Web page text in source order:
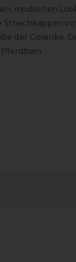
modischen
Streichkappen
der Gelenke.